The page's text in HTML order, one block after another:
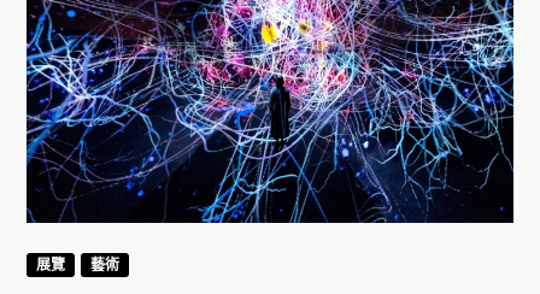
展覽 藝術